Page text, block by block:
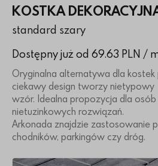
KOSTKA
standard szary
Dostępny już od 69.63 PLN /
Oryginalna alternatywa dla kostek
ciekawy design tworzy nietypowy
wzór. Idealna propozycja dla osób
nietuzinkowych rozwiązań.
Arkonada znajdzie zastosowanie
chodników, parkingów czy dróg.